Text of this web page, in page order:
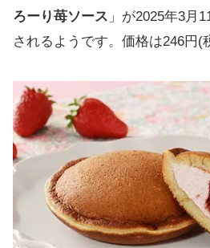
ろーり苺ソース 」が2025年3月
されるようです。価格は246円(